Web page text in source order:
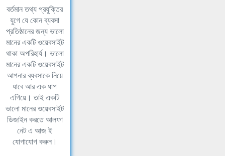
বর্তমান তথ্য প্রযুক্তির
যুগে যে কোন ব্যবসা
প্রতিষ্ঠানের জন্য ভালো
মানের একটি ওয়েবসাইট
থাকা অপরিহার্য। ভালো
মানের একটি ওয়েবসাইট
আপনার ব্যবসাকে নিয়ে
যাবে আর এক ধাপ
এগিয়ে। তাই একটি
ভালো মানের ওয়েবসাইট
ডিজাইন করতে আলফা
নেট এ আজ ই
যোগাযোগ করুন।